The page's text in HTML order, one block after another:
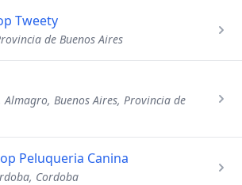
Tweety
de Buenos Aires
Buenos Aires, Provincia de
Peluqueria Canina
Cordoba